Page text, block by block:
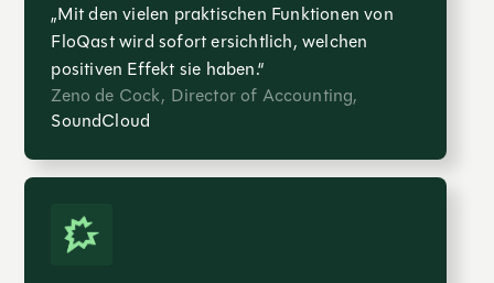
„Mit den vielen praktischen Funktionen von
FloQast wird sofort ersichtlich, welchen
positiven Effekt sie haben.“
Zeno de Cock, Director of Accounting,
SoundCloud